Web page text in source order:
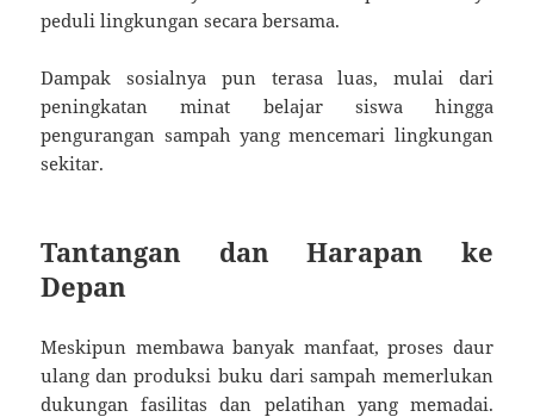
peduli lingkungan secara bersama.
Dampak sosialnya pun terasa luas, mulai dari
peningkatan minat belajar siswa hingga
pengurangan sampah yang mencemari lingkungan
sekitar.
Tantangan dan Harapan ke
Depan
Meskipun membawa banyak manfaat, proses daur
ulang dan produksi buku dari sampah memerlukan
dukungan fasilitas dan pelatihan yang memadai.